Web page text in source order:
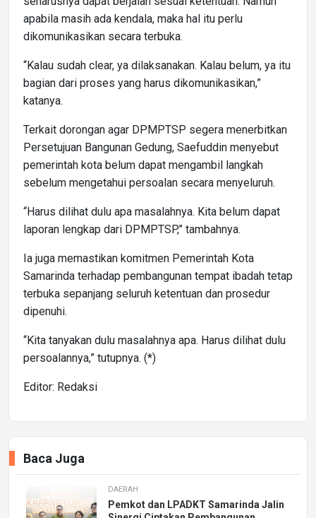
apabila masih ada kendala, maka hal itu perlu
dikomunikasikan secara terbuka.
“Kalau sudah clear, ya dilaksanakan. Kalau belum, ya itu
bagian dari proses yang harus dikomunikasikan,”
katanya.
Terkait dorongan agar DPMPTSP segera menerbitkan
Persetujuan Bangunan Gedung, Saefuddin menyebut
pemerintah kota belum dapat mengambil langkah
sebelum mengetahui persoalan secara menyeluruh.
“Harus dilihat dulu apa masalahnya. Kita belum dapat
laporan lengkap dari DPMPTSP,” tambahnya.
Ia juga memastikan komitmen Pemerintah Kota
Samarinda terhadap pembangunan tempat ibadah tetap
terbuka sepanjang seluruh ketentuan dan prosedur
dipenuhi.
“Kita tanyakan dulu masalahnya apa. Harus dilihat dulu
persoalannya,” tutupnya. (*)
Editor: Redaksi
Baca Juga
DAERAH
Pemkot dan LPADKT Samarinda Jalin